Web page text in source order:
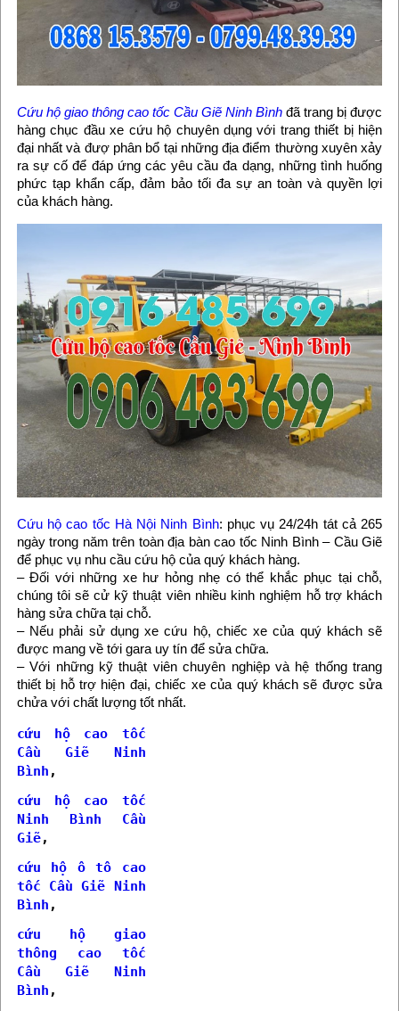
Cứu hộ giao thông cao tốc Cầu Giẽ Ninh Bình đã trang bị được
hàng chục đầu xe cứu hộ chuyên dụng với trang thiết bị hiện
đại nhất và đượ phân bổ tại những địa điểm thường xuyên xảy
ra sự cố để đáp ứng các yêu cầu đa dạng, những tình huống
phức tạp khẩn cấp, đảm bảo tối đa sự an toàn và quyền lợi
của khách hàng.
Cứu hộ cao tốc Hà Nội Ninh Bình: phục vụ 24/24h tát cả 265
ngày trong năm trên toàn địa bàn cao tốc Ninh Bình – Cầu Giẽ
để phục vụ nhu cầu cứu hộ của quý khách hàng.
– Đối với những xe hư hỏng nhẹ có thể khắc phục tại chỗ,
chúng tôi sẽ cử kỹ thuật viên nhiều kinh nghiệm hỗ trợ khách
hàng sửa chữa tại chỗ.
– Nếu phải sử dụng xe cứu hộ, chiếc xe của quý khách sẽ
được mang về tới gara uy tín để sửa chữa.
– Với những kỹ thuật viên chuyên nghiệp và hệ thống trang
thiết bị hỗ trợ hiện đại, chiếc xe của quý khách sẽ được sửa
chửa với chất lượng tốt nhất.
cứu hộ cao tốc
Cầu Giẽ Ninh
Bình ,
cứu hộ cao tốc
Ninh Bình Cầu
Giẽ,
cứu hộ ô tô cao
tốc Cầu Giẽ Ninh
Bình ,
cứu hộ giao
thông cao tốc
Cầu Giẽ Ninh
Bình ,